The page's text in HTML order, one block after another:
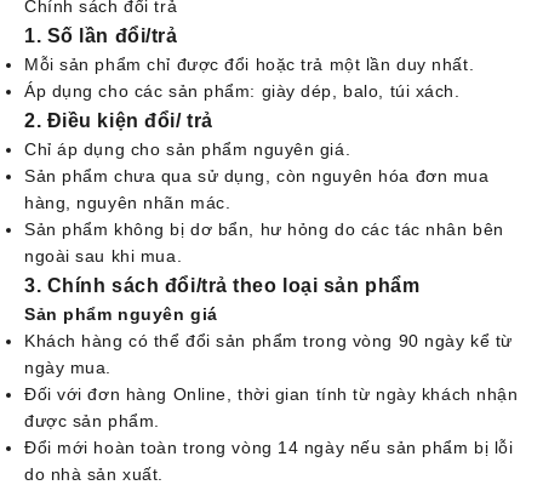
Chính sách đổi trả
1. Số lần đổi/trả
Mỗi sản phẩm chỉ được đổi hoặc trả một lần duy nhất.
Áp dụng cho các sản phẩm: giày dép, balo, túi xách.
2. Điều kiện đổi/ trả
Chỉ áp dụng cho sản phẩm nguyên giá.
Sản phẩm chưa qua sử dụng, còn nguyên hóa đơn mua
hàng, nguyên nhãn mác.
Sản phẩm không bị dơ bẩn, hư hỏng do các tác nhân bên
ngoài sau khi mua.
3. Chính sách đổi/trả theo loại sản phẩm
Sản phẩm nguyên giá
Khách hàng có thể đổi sản phẩm trong vòng 90 ngày kể từ
ngày mua.
Đối với đơn hàng Online, thời gian tính từ ngày khách nhận
được sản phẩm.
Đổi mới hoàn toàn trong vòng 14 ngày nếu sản phẩm bị lỗi
do nhà sản xuất.